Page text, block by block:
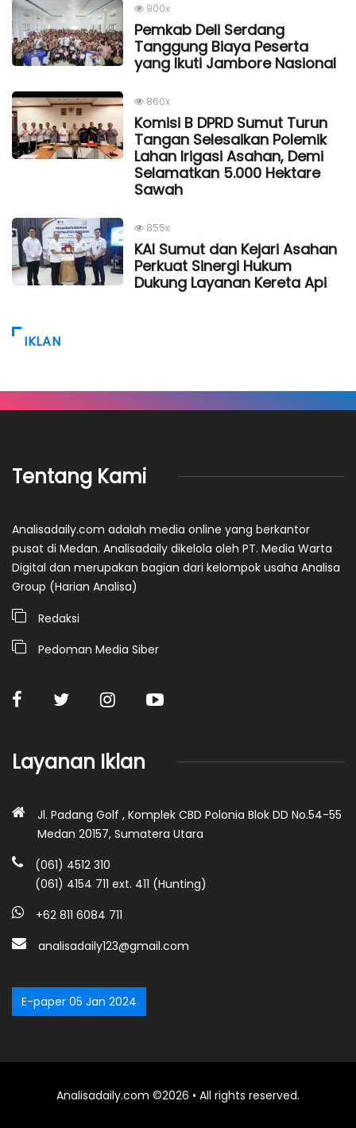
900x
Pemkab Deli Serdang
Tanggung Biaya Peserta
yang Ikuti Jambore Nasional
860x
Komisi B DPRD Sumut Turun
Tangan Selesaikan Polemik
Lahan Irigasi Asahan, Demi
Selamatkan 5.000 Hektare
Sawah
855x
KAI Sumut dan Kejari Asahan
Perkuat Sinergi Hukum
Dukung Layanan Kereta Api
IKLAN
Tentang Kami
Analisadaily.com adalah media online yang berkantor
pusat di Medan. Analisadaily dikelola oleh PT. Media Warta
Digital dan merupakan bagian dari kelompok usaha Analisa
Group (Harian Analisa)
Redaksi
Pedoman Media Siber
Layanan Iklan
Jl. Padang Golf , Komplek CBD Polonia Blok DD No.54-55
Medan 20157, Sumatera Utara
(061) 4512 310
(061) 4154 711 ext. 411 (Hunting)
+62 811 6084 711
analisadaily123@gmail.com
E-paper 05 Jan 2024
Analisadaily.com ©2026 • All rights reserved.